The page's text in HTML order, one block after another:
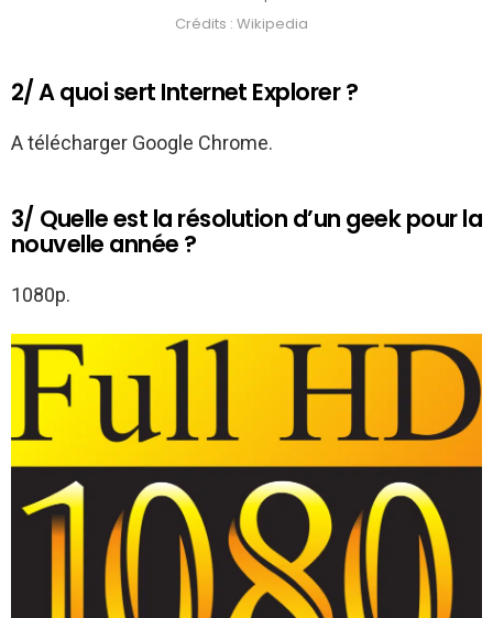
Crédits : Wikipedia
2/ A quoi sert Internet Explorer ?
A télécharger Google Chrome.
3/ Quelle est la résolution d’un geek pour la
nouvelle année ?
1080p.